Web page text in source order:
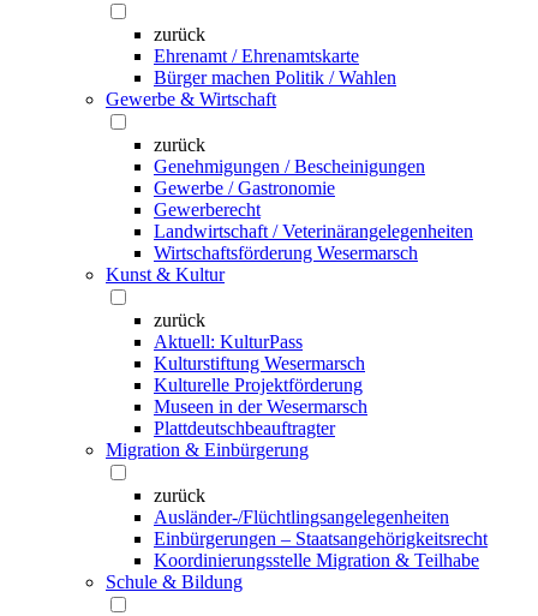
zurück
Ehrenamt / Ehrenamtskarte
Bürger machen Politik / Wahlen
Gewerbe & Wirtschaft
zurück
Genehmigungen / Bescheinigungen
Gewerbe / Gastronomie
Gewerberecht
Landwirtschaft / Veterinärangelegenheiten
Wirtschaftsförderung Wesermarsch
Kunst & Kultur
zurück
Aktuell: KulturPass
Kulturstiftung Wesermarsch
Kulturelle Projektförderung
Museen in der Wesermarsch
Plattdeutschbeauftragter
Migration & Einbürgerung
zurück
Ausländer-/Flüchtlingsangelegenheiten
Einbürgerungen – Staatsangehörigkeitsrecht
Koordinierungsstelle Migration & Teilhabe
Schule & Bildung